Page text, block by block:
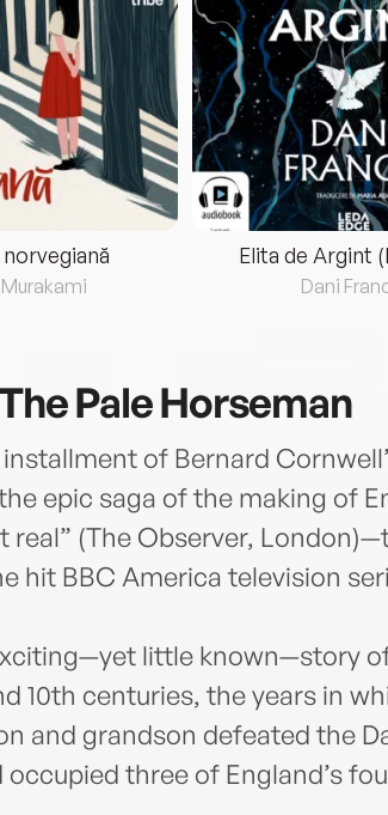
norvegiană Elita de Argint
Dani
Pale Horseman
of Bernard
epic saga of the making of
real” (The Observer,
hit BBC America television
little known—story
10th centuries, the years in
and grandson defeated the
occupied three of England’s